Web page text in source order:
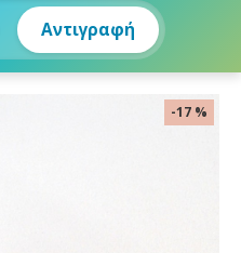
Αντιγραφή
-17 %